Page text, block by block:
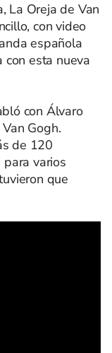
La Oreja de Van
con video
española
con esta nueva
con Álvaro
Gogh.
de 120
varios
que